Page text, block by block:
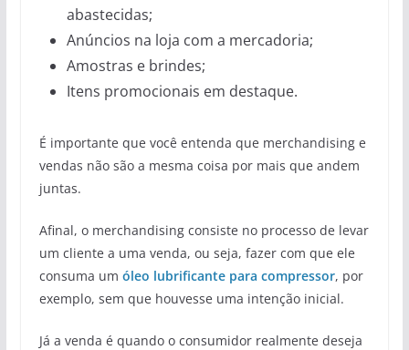
abastecidas;
Anúncios na loja com a mercadoria;
Amostras e brindes;
Itens promocionais em destaque.
É importante que você entenda que merchandising e
vendas não são a mesma coisa por mais que andem
juntas.
Afinal, o merchandising consiste no processo de levar
um cliente a uma venda, ou seja, fazer com que ele
consuma um óleo lubrificante para compressor, por
exemplo, sem que houvesse uma intenção inicial.
Já a venda é quando o consumidor realmente deseja